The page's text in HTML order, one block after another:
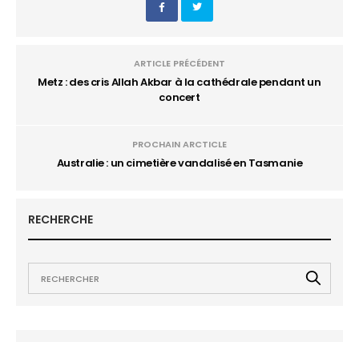
ARTICLE PRÉCÉDENT
Metz : des cris Allah Akbar à la cathédrale pendant un
concert
PROCHAIN ARCTICLE
Australie : un cimetière vandalisé en Tasmanie
RECHERCHE